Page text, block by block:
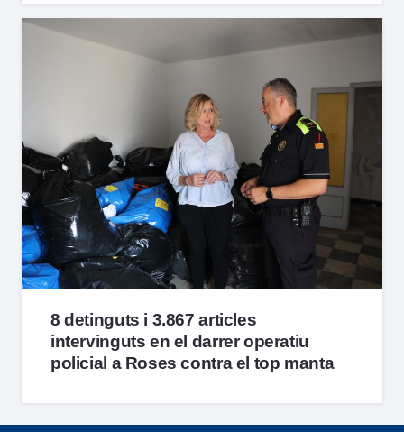
8 detinguts i 3.867 articles
intervinguts en el darrer operatiu
policial a Roses contra el top manta